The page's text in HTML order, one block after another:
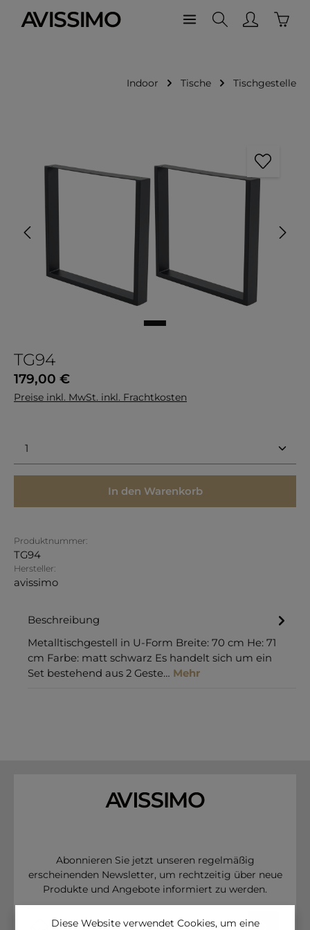
Zum Hauptinhalt springen
Indoor Tische Tischgestelle
TG94
Regulärer Preis:
179,00 €
Preise inkl. MwSt. inkl. Frachtkosten
Produkt Anzahl: Gib den gewünschten Wert
In den Warenkorb
Produktnummer:
TG94
Hersteller:
avissimo
Beschreibung
Metalltischgestell in U-Form Breite: 70 cm He: 71
cm Farbe: matt schwarz Es handelt sich um ein
Set bestehend aus 2 Geste… Mehr
Abonnieren Sie jetzt unseren regelmäßig
erscheinenden Newsletter, um rechtzeitig über neue
Produkte und Angebote informiert zu werden.
Diese Website verwendet Cookies, um eine